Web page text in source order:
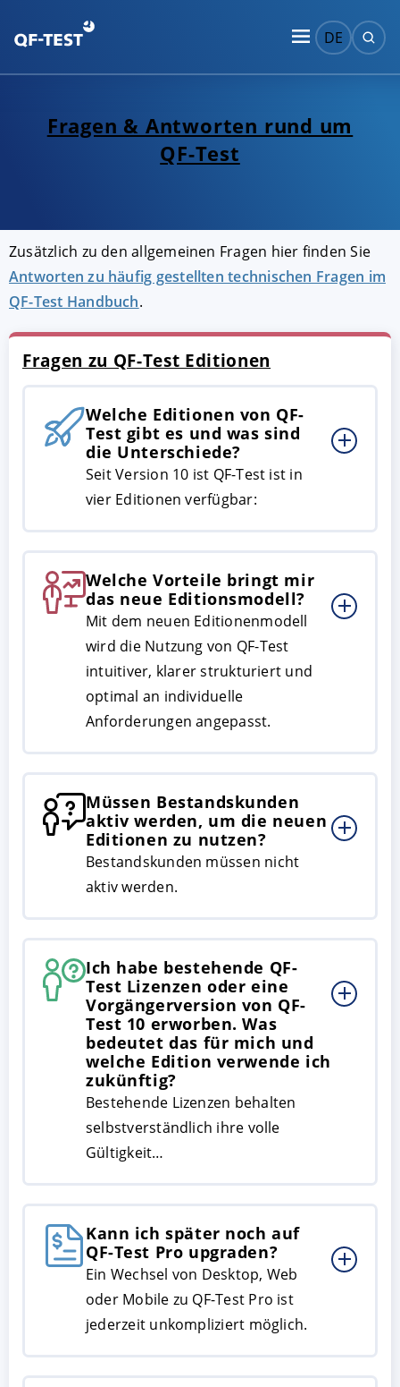
DE
Fragen & Antworten rund um
QF-Test
Zusätzlich zu den allgemeinen Fragen hier finden Sie
Antworten zu häufig gestellten technischen Fragen im
QF-Test Handbuch.
Fragen zu QF-Test Editionen
Welche Editionen von QF-
Test gibt es und was sind
die Unterschiede?
Seit Version 10 ist QF-Test ist in
vier Editionen verfügbar:
Welche Vorteile bringt mir
das neue Editionsmodell?
Mit dem neuen Editionenmodell
wird die Nutzung von QF-Test
intuitiver, klarer strukturiert und
optimal an individuelle
Anforderungen angepasst.
Müssen Bestandskunden
aktiv werden, um die neuen
Editionen zu nutzen?
Bestandskunden müssen nicht
aktiv werden.
Ich habe bestehende QF-
Test Lizenzen oder eine
Vorgängerversion von QF-
Test 10 erworben. Was
bedeutet das für mich und
welche Edition verwende ich
zukünftig?
Bestehende Lizenzen behalten
selbstverständlich ihre volle
Gültigkeit…
Kann ich später noch auf
QF-Test Pro upgraden?
Ein Wechsel von Desktop, Web
oder Mobile zu QF-Test Pro ist
jederzeit unkompliziert möglich.
AKZEPTIEREN KONFIGURIEREN
Impressum|Datenschutz